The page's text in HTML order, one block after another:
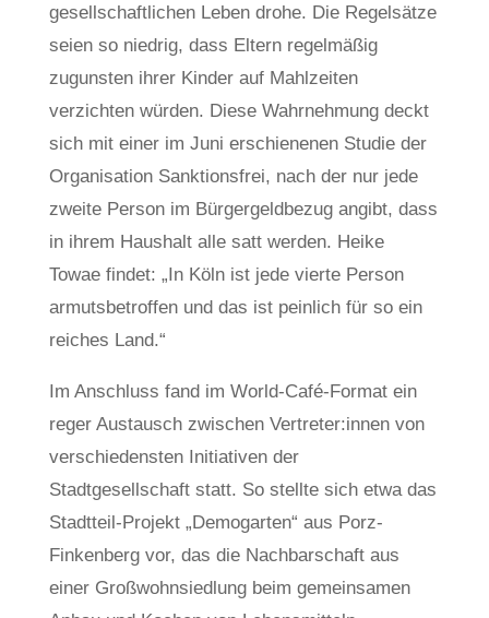
gesellschaftlichen Leben drohe. Die Regelsätze
seien so niedrig, dass Eltern regelmäßig
zugunsten ihrer Kinder auf Mahlzeiten
verzichten würden. Diese Wahrnehmung deckt
sich mit einer im Juni erschienenen Studie der
Organisation Sanktionsfrei, nach der nur jede
zweite Person im Bürgergeldbezug angibt, dass
in ihrem Haushalt alle satt werden. Heike
Towae findet: „In Köln ist jede vierte Person
armutsbetroffen und das ist peinlich für so ein
reiches Land.“
Im Anschluss fand im World-Café-Format ein
reger Austausch zwischen Vertreter:innen von
verschiedensten Initiativen der
Stadtgesellschaft statt. So stellte sich etwa das
Stadtteil-Projekt „Demogarten“ aus Porz-
Finkenberg vor, das die Nachbarschaft aus
einer Großwohnsiedlung beim gemeinsamen